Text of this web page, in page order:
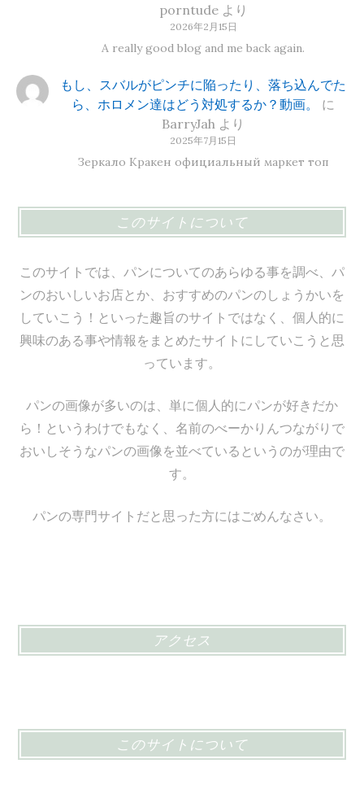
porntudeより
2026年2月15日
A really good blog and me back again.
もし、スバルがピンチに陥ったり、落ち込んでた
ら、ホロメン達はどう対処するか？動画。
に
BarryJah より
2025年7月15日
Зеркало Кракен официальный маркет топ
このサイトについて
このサイトでは、パンについてのあらゆる事を調べ、パ
ンのおいしいお店とか、おすすめのパンのしょうかいを
していこう！といった趣旨のサイトではなく、個人的に
興味のある事や情報をまとめたサイトにしていこうと思
っています。
パンの画像が多いのは、単に個人的にパンが好きだか
ら！というわけでもなく、名前のべーかりんつながりで
おいしそうなパンの画像を並べているというのが理由で
す。
パンの専門サイトだと思った方にはごめんなさい。
アクセス
このサイトについて